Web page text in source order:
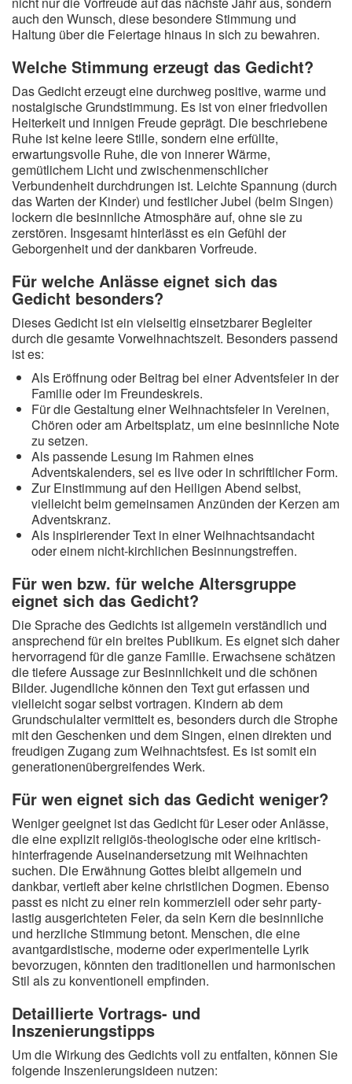
auch den Wunsch, diese besondere Stimmung und
Haltung über die Feiertage hinaus in sich zu bewahren.
Welche Stimmung erzeugt das Gedicht?
Das Gedicht erzeugt eine durchweg positive, warme und
nostalgische Grundstimmung. Es ist von einer friedvollen
Heiterkeit und innigen Freude geprägt. Die beschriebene
Ruhe ist keine leere Stille, sondern eine erfüllte,
erwartungsvolle Ruhe, die von innerer Wärme,
gemütlichem Licht und zwischenmenschlicher
Verbundenheit durchdrungen ist. Leichte Spannung (durch
das Warten der Kinder) und festlicher Jubel (beim Singen)
lockern die besinnliche Atmosphäre auf, ohne sie zu
zerstören. Insgesamt hinterlässt es ein Gefühl der
Geborgenheit und der dankbaren Vorfreude.
Für welche Anlässe eignet sich das
Gedicht besonders?
Dieses Gedicht ist ein vielseitig einsetzbarer Begleiter
durch die gesamte Vorweihnachtszeit. Besonders passend
ist es:
Als Eröffnung oder Beitrag bei einer Adventsfeier in der
Familie oder im Freundeskreis.
Für die Gestaltung einer Weihnachtsfeier in Vereinen,
Chören oder am Arbeitsplatz, um eine besinnliche Note
zu setzen.
Als passende Lesung im Rahmen eines
Adventskalenders, sei es live oder in schriftlicher Form.
Zur Einstimmung auf den Heiligen Abend selbst,
vielleicht beim gemeinsamen Anzünden der Kerzen am
Adventskranz.
Als inspirierender Text in einer Weihnachtsandacht
oder einem nicht-kirchlichen Besinnungstreffen.
Für wen bzw. für welche Altersgruppe
eignet sich das Gedicht?
Die Sprache des Gedichts ist allgemein verständlich und
ansprechend für ein breites Publikum. Es eignet sich daher
hervorragend für die ganze Familie. Erwachsene schätzen
die tiefere Aussage zur Besinnlichkeit und die schönen
Bilder. Jugendliche können den Text gut erfassen und
vielleicht sogar selbst vortragen. Kindern ab dem
Grundschulalter vermittelt es, besonders durch die Strophe
mit den Geschenken und dem Singen, einen direkten und
freudigen Zugang zum Weihnachtsfest. Es ist somit ein
generationenübergreifendes Werk.
Für wen eignet sich das Gedicht weniger?
Weniger geeignet ist das Gedicht für Leser oder Anlässe,
die eine explizit religiös-theologische oder eine kritisch-
hinterfragende Auseinandersetzung mit Weihnachten
suchen. Die Erwähnung Gottes bleibt allgemein und
dankbar, vertieft aber keine christlichen Dogmen. Ebenso
passt es nicht zu einer rein kommerziell oder sehr party-
lastig ausgerichteten Feier, da sein Kern die besinnliche
und herzliche Stimmung betont. Menschen, die eine
avantgardistische, moderne oder experimentelle Lyrik
bevorzugen, könnten den traditionellen und harmonischen
Stil als zu konventionell empfinden.
Detaillierte Vortrags- und
Inszenierungstipps
Um die Wirkung des Gedichts voll zu entfalten, können Sie
folgende Inszenierungsideen nutzen: